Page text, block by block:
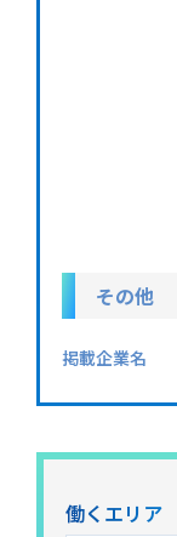
働くエリア
その他
掲載企業名